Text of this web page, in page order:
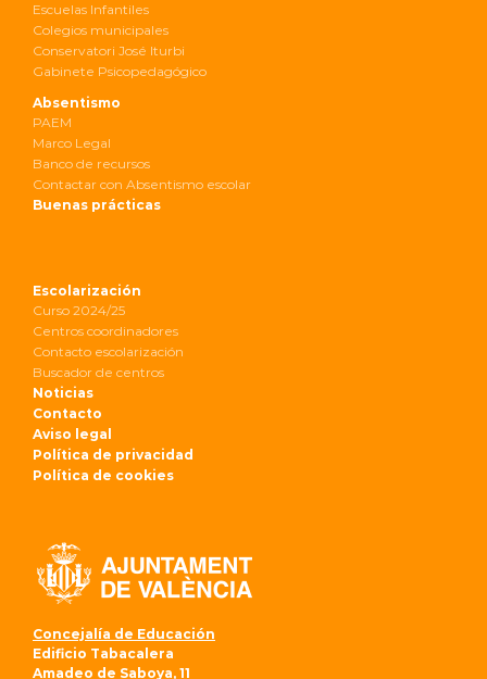
Escuelas Infantiles
Colegios municipales
Conservatori José Iturbi
Gabinete Psicopedagógico
Absentismo
PAEM
Marco Legal
Banco de recursos
Contactar con Absentismo escolar
Buenas prácticas
Escolarización
Curso 2024/25
Centros coordinadores
Contacto escolarización
Buscador de centros
Noticias
Contacto
Aviso legal
Política de privacidad
Política de cookies
Concejalía de Educación
Edificio Tabacalera
Amadeo de Saboya, 11